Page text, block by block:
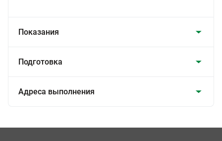
Показания
Подготовка
Адреса выполнения